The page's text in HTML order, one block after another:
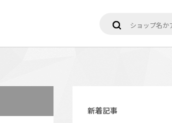
新着記事